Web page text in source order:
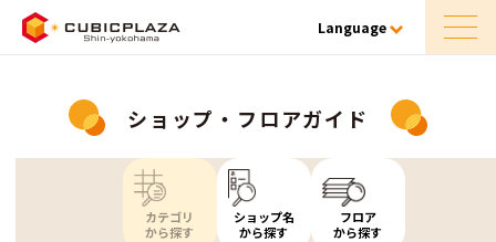
Language
ショップ・フロアガイド
カテゴリ
から探す
ショップ名
から探す
フロア
から探す